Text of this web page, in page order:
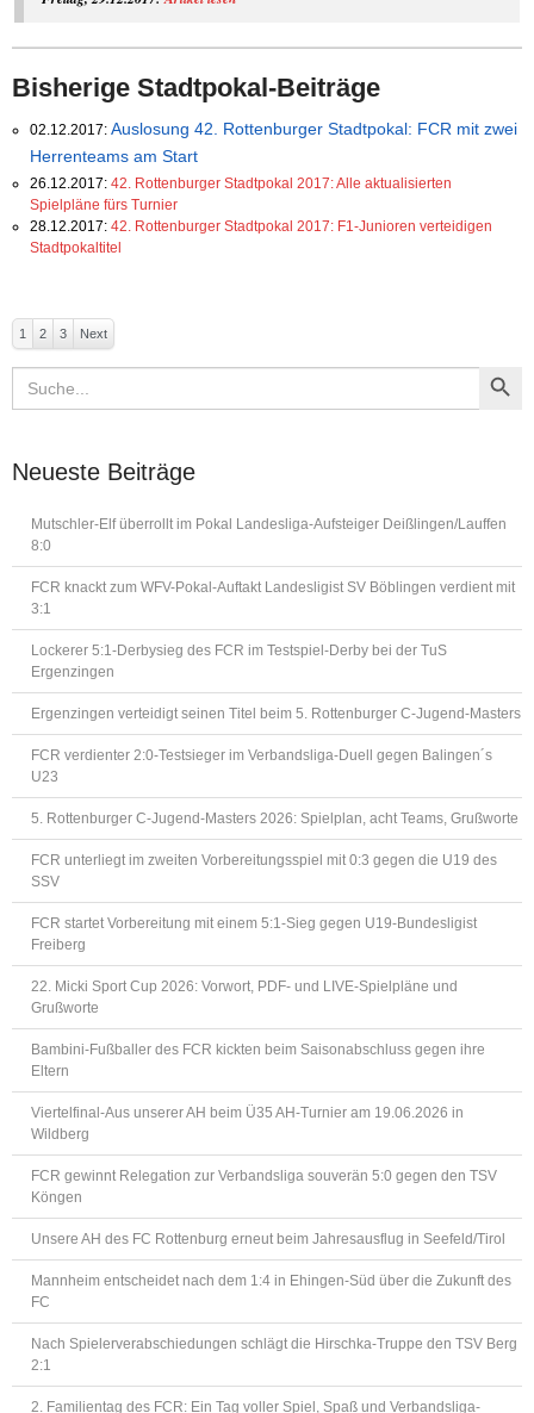
Bisherige Stadtpokal-Beiträge
02.12.2017: Auslosung 42. Rottenburger Stadtpokal: FCR mit zwei
Herrenteams am Start
26.12.2017: 42. Rottenburger Stadtpokal 2017: Alle aktualisierten
Spielpläne fürs Turnier
28.12.2017: 42. Rottenburger Stadtpokal 2017: F1-Junioren verteidigen
Stadtpokaltitel
1 2 3 Next
Search
for:
Search Button
Neueste Beiträge
Mutschler-Elf überrollt im Pokal Landesliga-Aufsteiger Deißlingen/Lauffen
8:0
FCR knackt zum WFV-Pokal-Auftakt Landesligist SV Böblingen verdient mit
3:1
Lockerer 5:1-Derbysieg des FCR im Testspiel-Derby bei der TuS
Ergenzingen
Ergenzingen verteidigt seinen Titel beim 5. Rottenburger C-Jugend-Masters
FCR verdienter 2:0-Testsieger im Verbandsliga-Duell gegen Balingen´s
U23
5. Rottenburger C-Jugend-Masters 2026: Spielplan, acht Teams, Grußworte
FCR unterliegt im zweiten Vorbereitungsspiel mit 0:3 gegen die U19 des
SSV
FCR startet Vorbereitung mit einem 5:1-Sieg gegen U19-Bundesligist
Freiberg
22. Micki Sport Cup 2026: Vorwort, PDF- und LIVE-Spielpläne und
Grußworte
Bambini-Fußballer des FCR kickten beim Saisonabschluss gegen ihre
Eltern
Viertelfinal-Aus unserer AH beim Ü35 AH-Turnier am 19.06.2026 in
Wildberg
FCR gewinnt Relegation zur Verbandsliga souverän 5:0 gegen den TSV
Köngen
Unsere AH des FC Rottenburg erneut beim Jahresausflug in Seefeld/Tirol
Mannheim entscheidet nach dem 1:4 in Ehingen-Süd über die Zukunft des
FC
Nach Spielerverabschiedungen schlägt die Hirschka-Truppe den TSV Berg
2:1
2. Familientag des FCR: Ein Tag voller Spiel, Spaß und Verbandsliga-